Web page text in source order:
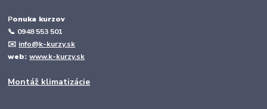
Ponuka kurzov
📞 0948 553 501
✉️ info@k-kurzy.sk
web:www.k-kurzy.sk
Montáž klimatizácie